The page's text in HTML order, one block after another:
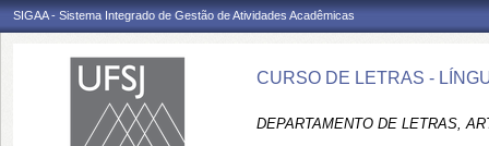
SIGAA - Sistema Integrado de Gestão de Atividades Acadêmicas
CURSO DE LETRAS -
DEPARTAMENTO DE LETRAS,